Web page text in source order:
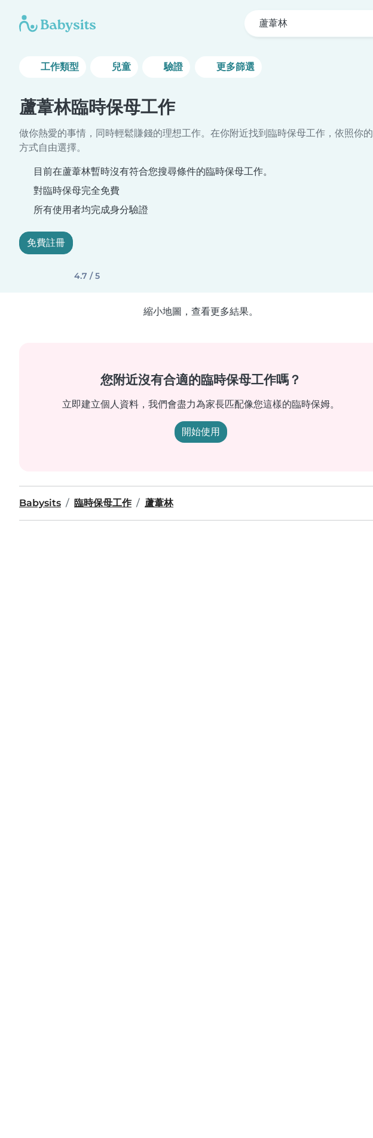
蘆葦林
工作類型 兒童 驗證 更多篩選
蘆葦林臨時保母工作
做你熱愛的事情，同時輕鬆賺錢的理想工作。在你附近找到臨時保母工作，依照你的
方式自由選擇。
目前在蘆葦林暫時沒有符合您搜尋條件的臨時保母工作。
對臨時保母完全免費
所有使用者均完成身分驗證
免費註冊
4.7 / 5
縮小地圖，查看更多結果。
您附近沒有合適的臨時保母工作嗎？
立即建立個人資料，我們會盡力為家長匹配像您這樣的臨時保姆。
開始使用
Babysits 臨時保母工作 蘆葦林